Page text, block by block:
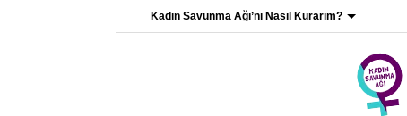
Kadın Savunma Ağı’nı Nasıl Kurarım?